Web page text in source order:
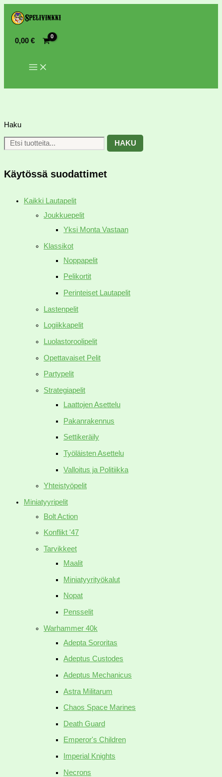
0,00€
Haku
HAKU
Käytössä suodattimet
Kaikki Lautapelit
Joukkuepelit
Yksi Monta Vastaan
Klassikot
Noppapelit
Pelikortit
Perinteiset Lautapelit
Lastenpelit
Logiikkapelit
Luolastoroolipelit
Opettavaiset Pelit
Partypelit
Strategiapelit
Laattojen Asettelu
Pakanrakennus
Settikeräily
Työläisten Asettelu
Valloitus ja Politiikka
Yhteistyöpelit
Miniatyyripelit
Bolt Action
Konflikt '47
Tarvikkeet
Maalit
Miniatyyrityökalut
Nopat
Pensselit
Warhammer 40k
Adepta Sororitas
Adeptus Custodes
Adeptus Mechanicus
Astra Militarum
Chaos Space Marines
Death Guard
Emperor's Children
Imperial Knights
Necrons